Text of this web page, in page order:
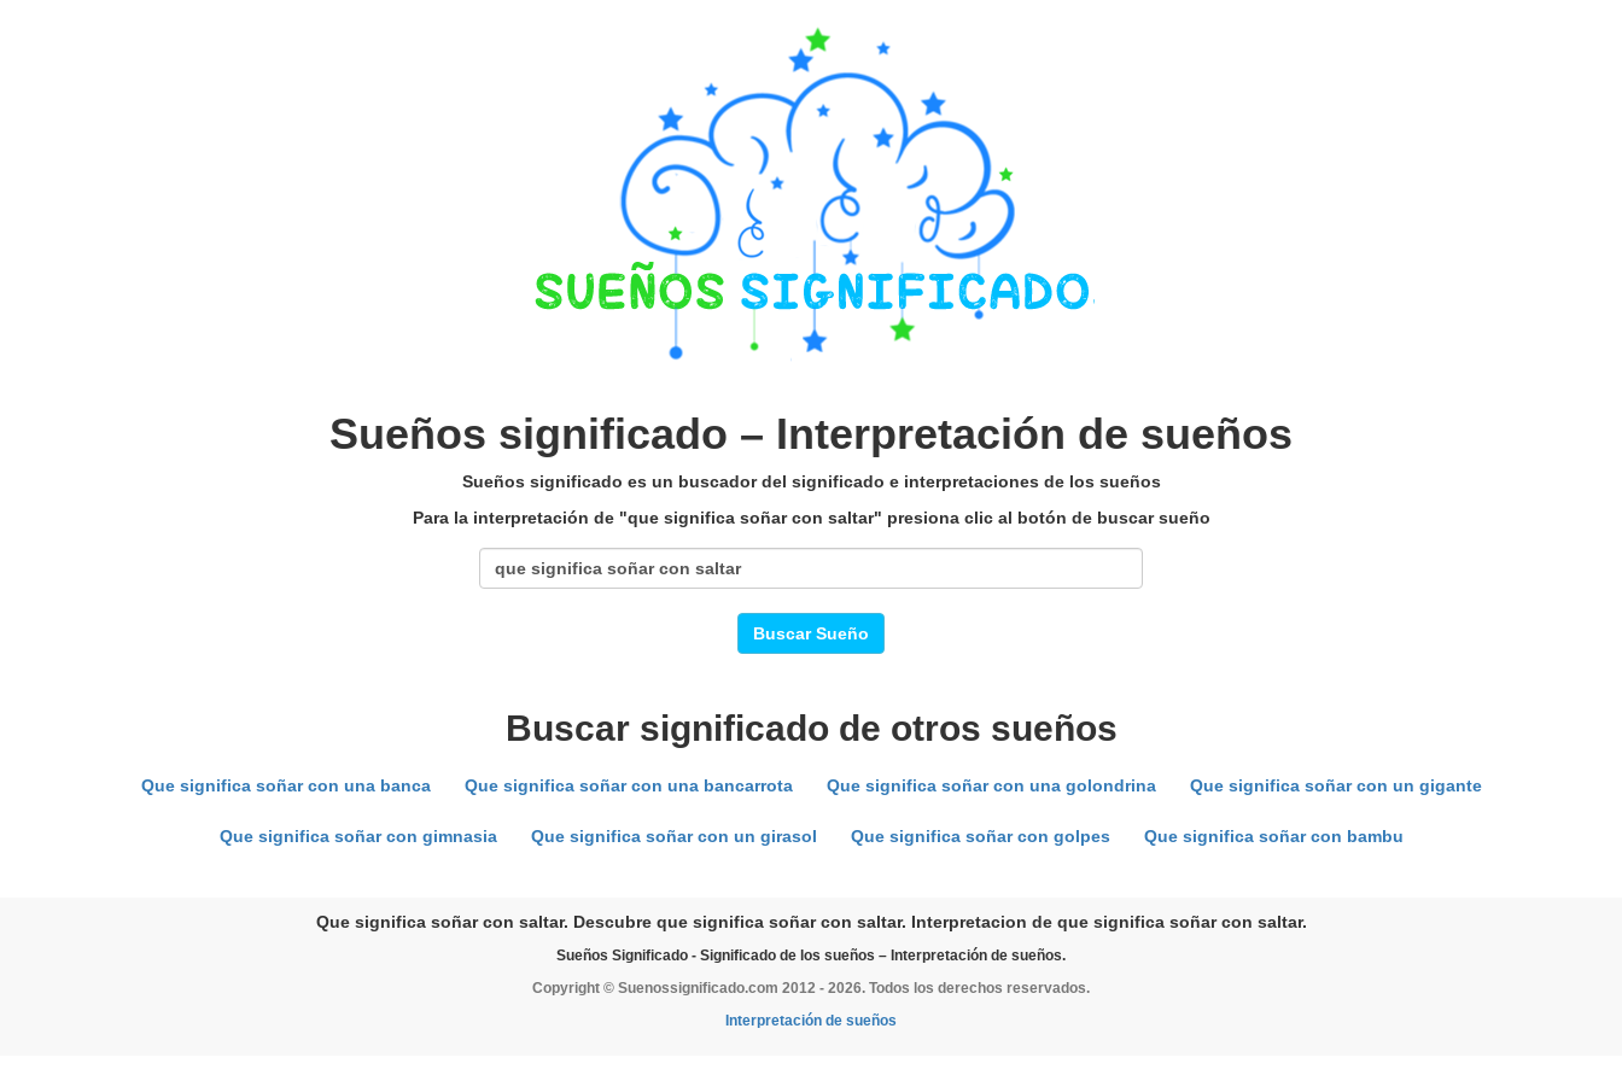
Sueños significado – Interpretación de sueños
Sueños significado es un buscador del significado e interpretaciones de los sueños
Para la interpretación de "que significa soñar con saltar" presiona clic al botón de buscar sueño
Buscar Sueño
Buscar significado de otros sueños
Que significa soñar con una banca Que significa soñar con una bancarrota Que significa soñar con una golondrina Que significa soñar con un gigante
Que significa soñar con gimnasia Que significa soñar con un girasol Que significa soñar con golpes Que significa soñar con bambu
Que significa soñar con saltar. Descubre que significa soñar con saltar. Interpretacion de que significa soñar con saltar.
Sueños Significado - Significado de los sueños – Interpretación de sueños.
Copyright © Suenossignificado.com 2012 - 2026. Todos los derechos reservados.
Interpretación de sueños